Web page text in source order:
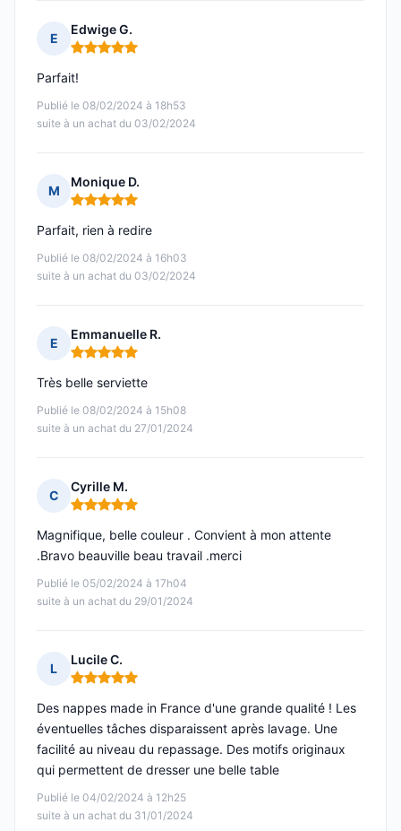
E
Edwige G.
Note : 5 sur 5
Publié le 08/02/2024 à 18h53
suite à un achat du 03/02/2024
Parfait!
M
Monique D.
Note : 5 sur 5
Publié le 08/02/2024 à 16h03
suite à un achat du 03/02/2024
Parfait, rien à redire
E
Emmanuelle R.
Note : 5 sur 5
Publié le 08/02/2024 à 15h08
suite à un achat du 27/01/2024
Très belle serviette
C
Cyrille M.
Note : 5 sur 5
Publié le 05/02/2024 à 17h04
suite à un achat du 29/01/2024
Magnifique, belle couleur . Convient à mon attente
.Bravo beauville beau travail .merci
L
Lucile C.
Note : 5 sur 5
Publié le 04/02/2024 à 12h25
suite à un achat du 31/01/2024
Des nappes made in France d'une grande qualité ! Les
éventuelles tâches disparaissent après lavage. Une
facilité au niveau du repassage. Des motifs originaux
qui permettent de dresser une belle table